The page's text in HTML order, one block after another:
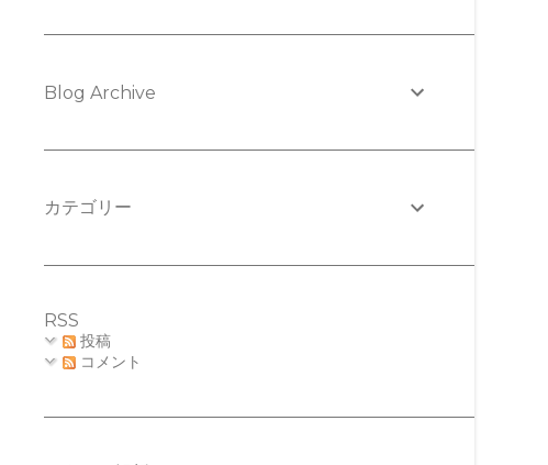
Blog Archive
カテゴリー
RSS
投稿
コメント